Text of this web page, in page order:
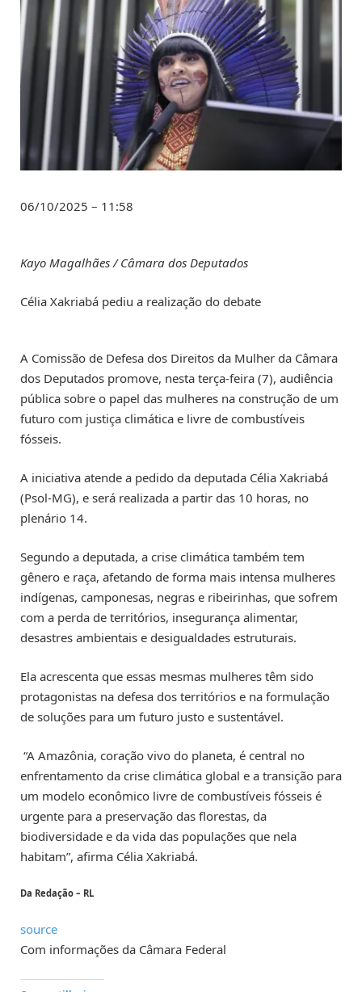
06/10/2025 – 11:58
Kayo Magalhães / Câmara dos Deputados
Célia Xakriabá pediu a realização do debate
A Comissão de Defesa dos Direitos da Mulher da Câmara
dos Deputados promove, nesta terça-feira (7), audiência
pública sobre o papel das mulheres na construção de um
futuro com justiça climática e livre de combustíveis
fósseis.
A iniciativa atende a pedido da deputada Célia Xakriabá
(Psol-MG), e será realizada a partir das 10 horas, no
plenário 14.
Segundo a deputada, a crise climática também tem
gênero e raça, afetando de forma mais intensa mulheres
indígenas, camponesas, negras e ribeirinhas, que sofrem
com a perda de territórios, insegurança alimentar,
desastres ambientais e desigualdades estruturais.
Ela acrescenta que essas mesmas mulheres têm sido
protagonistas na defesa dos territórios e na formulação
de soluções para um futuro justo e sustentável.
“A Amazônia, coração vivo do planeta, é central no
enfrentamento da crise climática global e a transição para
um modelo econômico livre de combustíveis fósseis é
urgente para a preservação das florestas, da
biodiversidade e da vida das populações que nela
habitam”, afirma Célia Xakriabá.
Da Redação – RL
source
Com informações da Câmara Federal